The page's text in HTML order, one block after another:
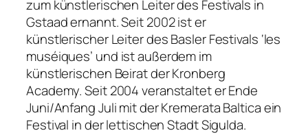
zum künstlerischen Leiter des Festivals in
Gstaad ernannt. Seit 2002 ist er
künstlerischer Leiter des Basler Festivals ‘les
muséiques’ und ist außerdem im
künstlerischen Beirat der Kronberg
Academy. Seit 2004 veranstaltet er Ende
Juni/Anfang Juli mit der Kremerata Baltica ein
Festival in der lettischen Stadt Sigulda.